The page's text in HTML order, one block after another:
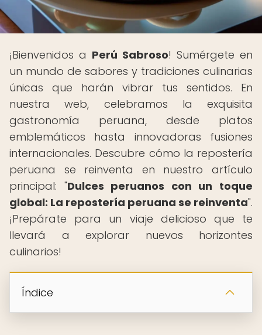
¡Bienvenidos a Perú Sabroso! Sumérgete en
un mundo de sabores y tradiciones culinarias
únicas que harán vibrar tus sentidos. En
nuestra web, celebramos la exquisita
gastronomía peruana, desde platos
emblemáticos hasta innovadoras fusiones
internacionales. Descubre cómo la repostería
peruana se reinventa en nuestro artículo
principal: "Dulces peruanos con un toque
global: La repostería peruana se reinventa".
¡Prepárate para un viaje delicioso que te
llevará a explorar nuevos horizontes
culinarios!
Índice